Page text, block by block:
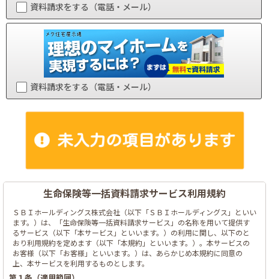
資料請求をする（電話・メール）
資料請求をする（電話・メール）